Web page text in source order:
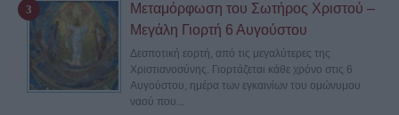
Μεταμόρφωση του Σωτήρος Χριστού –
Μεγάλη Γιορτή 6 Αυγούστου
Δεσποτική εορτή, από τις μεγαλύτερες της
Χριστιανοσύνης. Γιορτάζεται κάθε χρόνο στις 6
Αυγούστου, ημέρα των εγκαινίων του ομώνυμου
ναού που...